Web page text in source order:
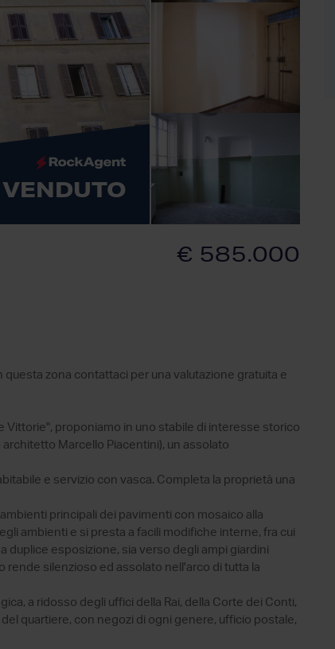
VENDUTO
€ 585.000
zona contattaci per una valutazione gratuita e
Vittorie", proponiamo in uno stabile di interesse storico
Marcello Piacentini), un assolato
e servizio con vasca. Completa la proprietà una
principali dei pavimenti con mosaico alla
ambienti e si presta a facili modifiche interne, fra cui
duplice esposizione, sia verso degli ampi giardini
rende silenzioso ed assolato nell'arco di tutta la
a ridosso degli uffici della Rai, della Corte dei Conti,
quartiere, con negozi di ogni genere, ufficio postale,